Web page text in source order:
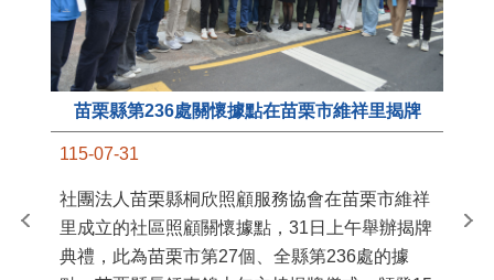
苗栗縣第236處關懷據點在苗栗市維祥里揭牌
115-07-31
社團法人苗栗縣桐欣照顧服務協會在苗栗市維祥
里成立的社區照顧關懷據點，31日上午舉辦揭牌
典禮，此為苗栗市第27個、全縣第236處的據